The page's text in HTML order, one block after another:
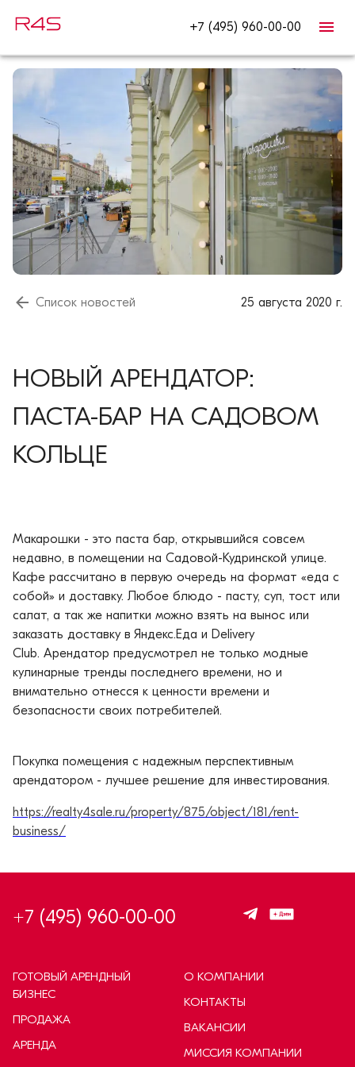
+7 (495) 960-00-00
Список новостей 25 августа 2020 г.
НОВЫЙ АРЕНДАТОР:
ПАСТА-БАР НА САДОВОМ
КОЛЬЦЕ
Макарошки - это паста бар, открывшийся совсем
недавно, в помещении на Садовой-Кудринской улице.
Кафе рассчитано в первую очередь на формат «еда с
собой» и доставку. Любое блюдо - пасту, суп, тост или
салат, а так же напитки можно взять на вынос или
заказать доставку в Яндекс.Еда и Delivery
Club. Арендатор предусмотрел не только модные
кулинарные тренды последнего времени, но и
внимательно отнесся к ценности времени и
безопасности своих потребителей.
Покупка помещения с надежным перспективным
арендатором - лучшее решение для инвестирования.
https://realty4sale.ru/property/875/object/181/rent-
business/
+7 (495) 960-00-00
ГОТОВЫЙ АРЕНДНЫЙ
БИЗНЕС
ПРОДАЖА
АРЕНДА
О КОМПАНИИ
КОНТАКТЫ
ВАКАНСИИ
МИССИЯ КОМПАНИИ